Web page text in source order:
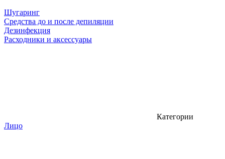
Шугаринг
Средства до и после депиляции
Дезинфекция
Расходники и аксессуары
Категории
Лицо